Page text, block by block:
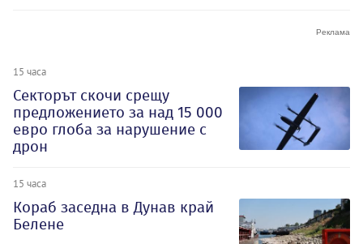
15 часа
Секторът скочи срещу
предложението за над 15 000
евро глоба за нарушение с
дрон
15 часа
Кораб заседна в Дунав край
Белене